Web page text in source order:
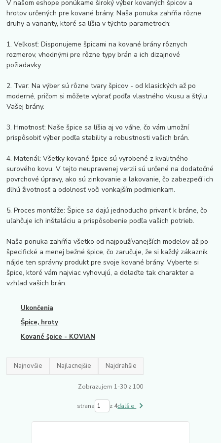
V našom eshope ponúkame široký výber kovaných špicov a
hrotov určených pre kované brány. Naša ponuka zahŕňa rôzne
druhy a varianty, ktoré sa líšia v týchto parametroch:
1. Veľkosť: Disponujeme špicami na kované brány rôznych
rozmerov, vhodnými pre rôzne typy brán a ich dizajnové
požiadavky.
2. Tvar: Na výber sú rôzne tvary špicov - od klasických až po
moderné, pričom si môžete vybrať podľa vlastného vkusu a štýlu
Vašej brány.
3. Hmotnosť: Naše špice sa líšia aj vo váhe, čo vám umožní
prispôsobiť výber podľa stability a robustnosti vašich brán.
4. Materiál: Všetky kované špice sú vyrobené z kvalitného
surového kovu. V tejto neupravenej verzii sú určené na dodatočné
povrchové úpravy, ako sú zinkovanie a lakovanie, čo zabezpečí ich
dlhú životnosť a odolnosť voči vonkajším podmienkam.
5. Proces montáže: Špice sa dajú jednoducho privariť k bráne, čo
uľahčuje ich inštaláciu a prispôsobenie podľa vašich potrieb.
Naša ponuka zahŕňa všetko od najpoužívanejších modelov až po
špecifické a menej bežné špice, čo zaručuje, že si každý zákazník
nájde ten správny produkt pre svoje kované brány. Vyberte si
špice, ktoré vám najviac vyhovujú, a dolaďte tak charakter a
vzhľad vašich brán.
Ukončenia
Špice, hroty
Kované špice - KOVIAN
Najnovšie Najlacnejšie Najdrahšie
Zobrazujem 1-30 z 100
strana z 4ďalšie